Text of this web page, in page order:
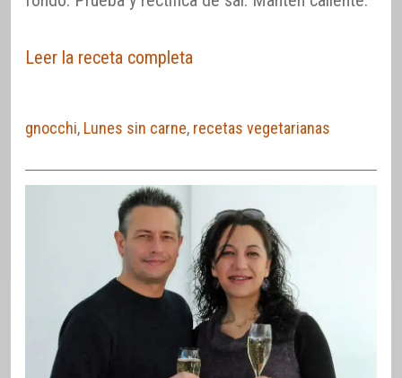
Leer la receta completa
gnocchi, Lunes sin carne, recetas vegetarianas